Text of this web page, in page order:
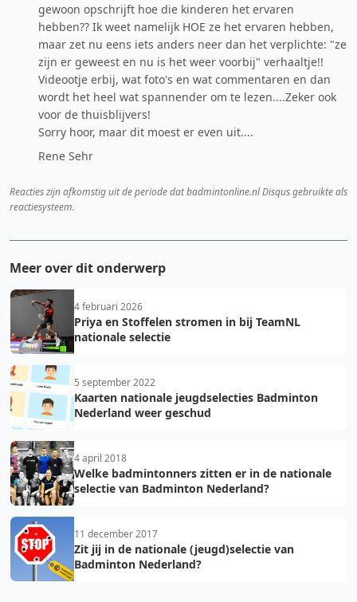
gewoon opschrijft hoe die kinderen het ervaren
hebben?? Ik weet namelijk HOE ze het ervaren hebben,
maar zet nu eens iets anders neer dan het verplichte: "ze
zijn er geweest en nu is het weer voorbij" verhaaltje!!
Videootje erbij, wat foto's en wat commentaren en dan
wordt het heel wat spannender om te lezen....Zeker ook
voor de thuisblijvers!
Sorry hoor, maar dit moest er even uit....
Rene Sehr
Reacties zijn afkomstig uit de periode dat badmintonline.nl Disqus gebruikte als
reactiesysteem.
Meer over dit onderwerp
4 februari 2026
Priya en Stoffelen stromen in bij TeamNL
nationale selectie
5 september 2022
Kaarten nationale jeugdselecties Badminton
Nederland weer geschud
4 april 2018
Welke badmintonners zitten er in de nationale
selectie van Badminton Nederland?
11 december 2017
Zit jij in de nationale (jeugd)selectie van
Badminton Nederland?